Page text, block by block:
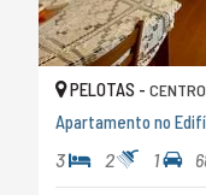
PELOTAS - CENTRO
Apartamento no
3 2 1